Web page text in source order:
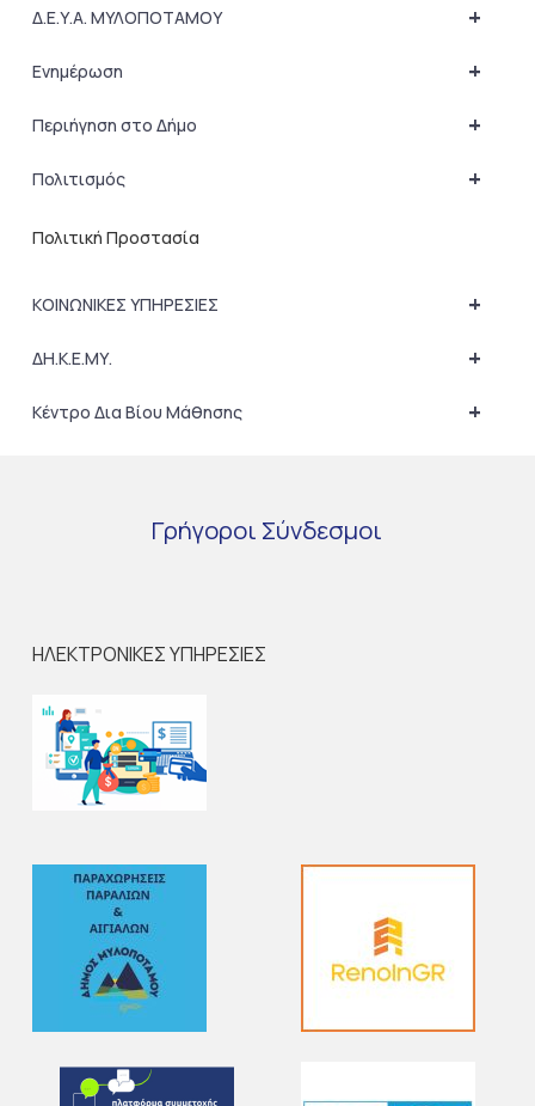
+
Δ.Ε.Υ.Α. ΜΥΛΟΠΟΤΑΜΟΥ
+
Ενημέρωση
+
Περιήγηση στο Δήμο
+
Πολιτισμός
Πολιτική Προστασία
+
ΚΟΙΝΩΝΙΚΕΣ ΥΠΗΡΕΣΙΕΣ
+
ΔΗ.Κ.Ε.ΜΥ.
+
Κέντρο Δια Βίου Μάθησης
Γρήγοροι Σύνδεσμοι
ΗΛΕΚΤΡΟΝΙΚΕΣ ΥΠΗΡΕΣΙΕΣ